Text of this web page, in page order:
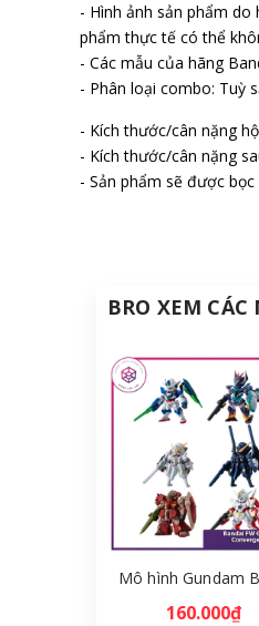
- Hình ảnh sản phẩm
phẩm thực tế có thể
- Các mẫu của hãng
- Phân loại combo: Tuỳ
- Kích thước/cân nặng
- Kích thước/cân nặng
- Sản phẩm sẽ được
BRO XEM
160.000₫